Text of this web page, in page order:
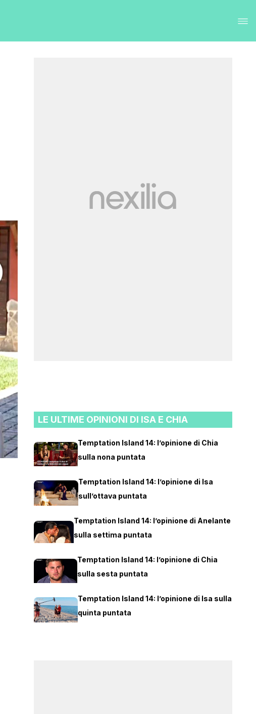
LE ULTIME OPINIONI DI ISA E CHIA
Temptation Island 14: l’opinione di Chia
sulla nona puntata
Temptation Island 14: l’opinione di Isa
sull’ottava puntata
Temptation Island 14: l’opinione di Anelante
sulla settima puntata
Temptation Island 14: l’opinione di Chia
sulla sesta puntata
Temptation Island 14: l’opinione di Isa sulla
quinta puntata